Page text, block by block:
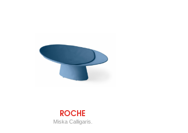
ROCHE
Miska Calligaris.